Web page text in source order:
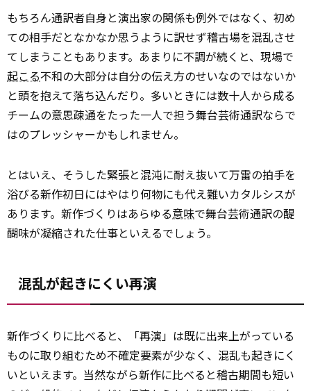
もちろん通訳者自身と演出家の関係も例外ではなく、初め
ての相手だとなかなか思うように訳せず稽古場を混乱させ
てしまうこともあります。あまりに不調が続くと、現場で
起こる不和の大部分は自分の伝え方のせいなのではないか
と頭を抱えて落ち込んだり。多いときには数十人から成る
チームの意思疎通をたった一人で担う舞台芸術通訳ならで
はのプレッシャーかもしれません。
とはいえ、そうした緊張と混沌に耐え抜いて万雷の拍手を
浴びる新作初日にはやはり何物にも代え難いカタルシスが
あります。新作づくりはあらゆる意味で舞台芸術通訳の醍
醐味が凝縮された仕事といえるでしょう。
混乱が起きにくい再演
新作づくりに比べると、「再演」は既に出来上がっている
ものに取り組むため不確定要素が少なく、混乱も起きにく
いといえます。当然ながら新作に比べると稽古期間も短い